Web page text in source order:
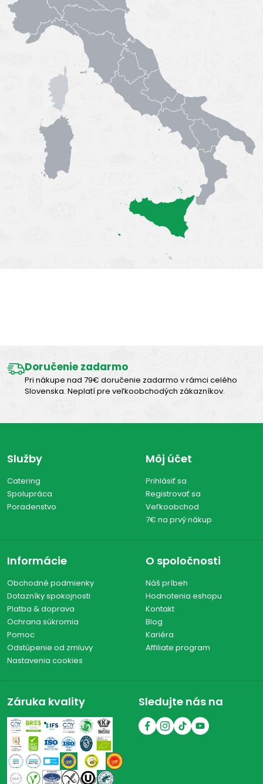
Doručenie zadarmo
Pri nákupe nad 79€ doručenie zadarmo v rámci celého
Slovenska. Neplatí pre veľkoobchodých zákazníkov.
Služby
Catering
Spolupráca
Poradenstvo
Môj účet
Prihlásiť sa
Registrovať sa
Veľkoobchod
7€ na prvý nákup
Informácie
Obchodné podmienky
Dotazníky spokojnosti
Platba & doprava
Ochrana súkromia
Pomoc
Odstúpenie od zmluvy
Nastavenia cookies
O spoločnosti
Náš príbeh
Hodnotenia eshopu
Kontakt
Blog
Kariéra
Affiliate program
Záruka kvality Sledujte nás na